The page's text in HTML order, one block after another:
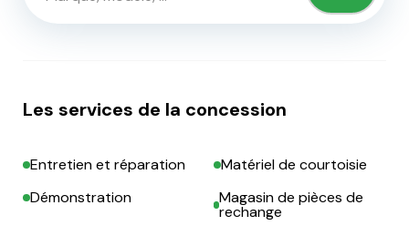
Les services de la concession
Entretien et réparation
Matériel de courtoisie
Démonstration
Magasin de pièces de
rechange